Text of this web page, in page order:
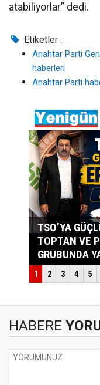
atabiliyorlar” dedi.
Etiketler :
Anahtar Parti
haberleri
Anahtar Parti
HABERE